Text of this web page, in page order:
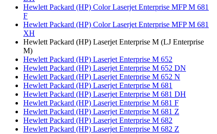
Hewlett Packard (HP) Color Laserjet Enterprise MFP M 681
F
Hewlett Packard (HP) Color Laserjet Enterprise MFP M 681
XH
Hewlett Packard (HP) Laserjet Enterprise M (LJ Enterprise
M)
Hewlett Packard (HP) Laserjet Enterprise M 652
Hewlett Packard (HP) Laserjet Enterprise M 652 DN
Hewlett Packard (HP) Laserjet Enterprise M 652 N
Hewlett Packard (HP) Laserjet Enterprise M 681
Hewlett Packard (HP) Laserjet Enterprise M 681 DH
Hewlett Packard (HP) Laserjet Enterprise M 681 F
Hewlett Packard (HP) Laserjet Enterprise M 681 Z
Hewlett Packard (HP) Laserjet Enterprise M 682
Hewlett Packard (HP) Laserjet Enterprise M 682 Z